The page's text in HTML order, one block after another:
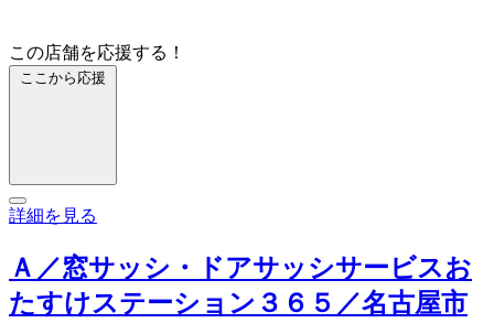
この店舗を応援する！
ここから応援
詳細を見る
Ａ／窓サッシ・ドアサッシサービスお
たすけステーション３６５／名古屋市